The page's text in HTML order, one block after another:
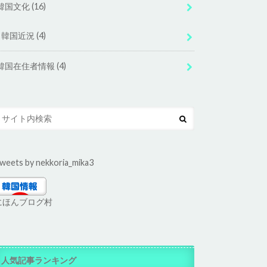
国文化(16)
韓国近況 (4)
国在住者情報(4)
by nekkoria_mika3
ほんブログ村
人気記事ランキング